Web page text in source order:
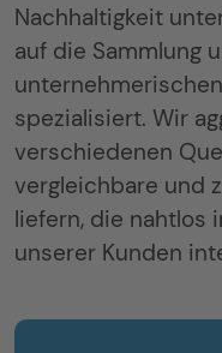
Nachhaltigkeit
auf die Sammlung
spezialisiert. Wir
verschiedenen
vergleichbare und
liefern, die nahtlos
unserer Kunden